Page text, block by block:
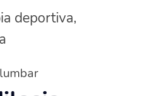
deportiva,